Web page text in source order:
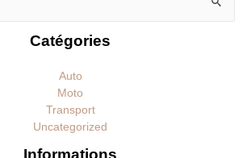
Catégories
Auto
Moto
Transport
Uncategorized
Informations